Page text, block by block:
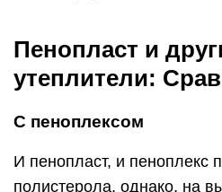
Пенопласт и
утеплители:
С пеноплексом
И пенопласт, и пеноплекс
полистерола, однако, на